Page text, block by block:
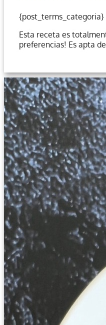
{post_terms_categoria}
Esta receta es
preferencias! Es apta